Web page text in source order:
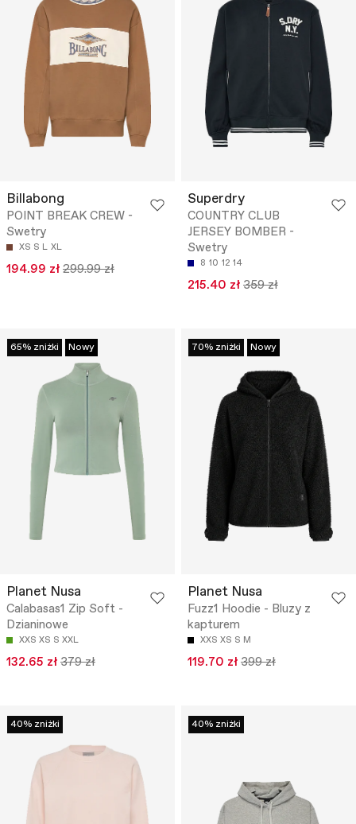
Billabong
POINT BREAK CREW -
Swetry
XS S L XL
194.99 zł 299.99 zł
Superdry
COUNTRY CLUB
JERSEY BOMBER -
Swetry
8 10 12 14
215.40 zł 359 zł
65% zniżki Nowy
Planet Nusa
Calabasas1 Zip Soft -
Dzianinowe
XXS XS S XXL
132.65 zł 379 zł
70% zniżki Nowy
Planet Nusa
Fuzz1 Hoodie - Bluzy z
kapturem
XXS XS S M
119.70 zł 399 zł
40% zniżki 40% zniżki